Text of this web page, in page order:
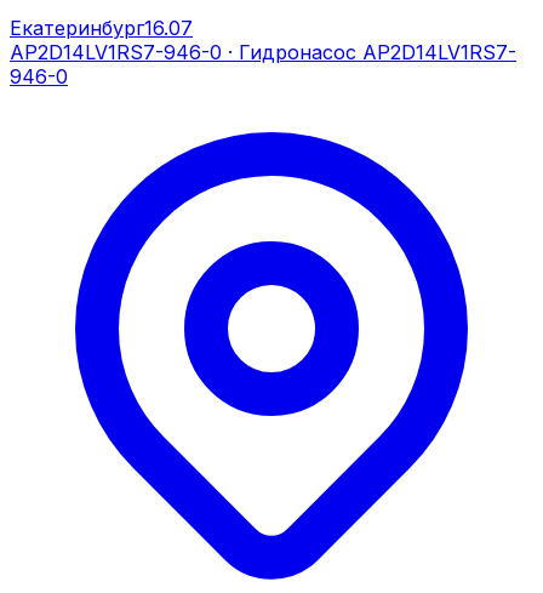
Екатеринбург16.07
AP2D14LV1RS7-946-0 · Гидронасос AP2D14LV1RS7-
946-0